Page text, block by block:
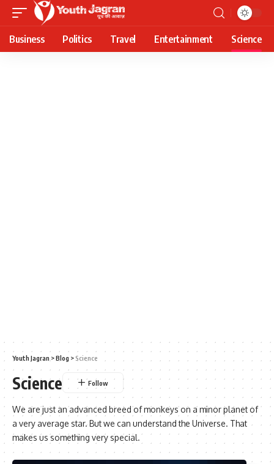
Business Politics Travel Entertainment Science
Youth Jagran >Blog >Science
Science
We are just an advanced breed of monkeys on a minor planet of
a very average star. But we can understand the Universe. That
makes us something very special.